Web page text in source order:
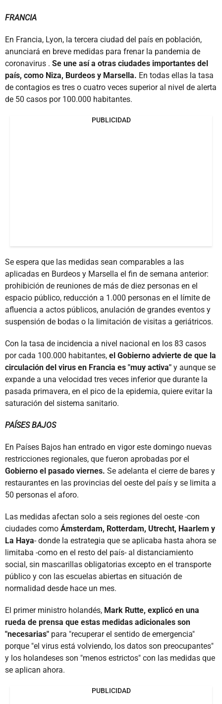
FRANCIA
En Francia, Lyon, la tercera ciudad del país en población,
anunciará en breve medidas para frenar la pandemia de
coronavirus . Se une así a otras ciudades importantes del
país, como Niza, Burdeos y Marsella. En todas ellas la tasa
de contagios es tres o cuatro veces superior al nivel de alerta
de 50 casos por 100.000 habitantes.
PUBLICIDAD
Se espera que las medidas sean comparables a las
aplicadas en Burdeos y Marsella el fin de semana anterior:
prohibición de reuniones de más de diez personas en el
espacio público, reducción a 1.000 personas en el límite de
afluencia a actos públicos, anulación de grandes eventos y
suspensión de bodas o la limitación de visitas a geriátricos.
Con la tasa de incidencia a nivel nacional en los 83 casos
por cada 100.000 habitantes, el Gobierno advierte de que la
circulación del virus en Francia es "muy activa" y aunque se
expande a una velocidad tres veces inferior que durante la
pasada primavera, en el pico de la epidemia, quiere evitar la
saturación del sistema sanitario.
PAÍSES BAJOS
En Países Bajos han entrado en vigor este domingo nuevas
restricciones regionales, que fueron aprobadas por el
Gobierno el pasado viernes. Se adelanta el cierre de bares y
restaurantes en las provincias del oeste del país y se limita a
50 personas el aforo.
Las medidas afectan solo a seis regiones del oeste -con
ciudades como Ámsterdam, Rotterdam, Utrecht, Haarlem y
La Haya- donde la estrategia que se aplicaba hasta ahora se
limitaba -como en el resto del país- al distanciamiento
social, sin mascarillas obligatorias excepto en el transporte
público y con las escuelas abiertas en situación de
normalidad desde hace un mes.
El primer ministro holandés, Mark Rutte, explicó en una
rueda de prensa que estas medidas adicionales son
"necesarias" para "recuperar el sentido de emergencia"
porque "el virus está volviendo, los datos son preocupantes"
y los holandeses son "menos estrictos" con las medidas que
se aplican ahora.
PUBLICIDAD